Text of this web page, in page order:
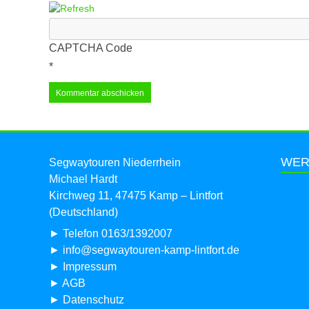
CAPTCHA Code
*
Segwaytouren Niederrhein
Michael Hardt
Kirchweg 11, 47475 Kamp – Lintfort
(Deutschland)
► Telefon 0163/1392007
► info@segwaytouren-kamp-lintfort.de
►
Impressum
► AGB
► Datenschutz